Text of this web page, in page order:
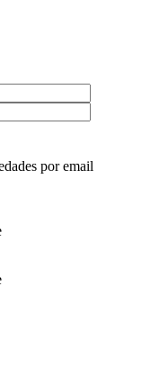
por email